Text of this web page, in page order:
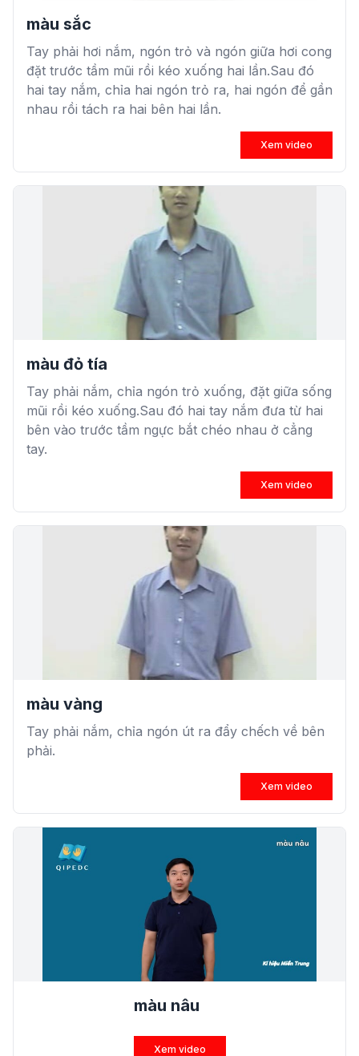
màu sắc
Tay phải hơi nắm, ngón trỏ và ngón giữa hơi cong
đặt trước tầm mũi rồi kéo xuống hai lần.Sau đó
hai tay nắm, chỉa hai ngón trỏ ra, hai ngón để gần
nhau rồi tách ra hai bên hai lần.
Xem video
màu đỏ tía
Tay phải nắm, chỉa ngón trỏ xuống, đặt giữa sống
mũi rồi kéo xuống.Sau đó hai tay nắm đưa từ hai
bên vào trước tầm ngực bắt chéo nhau ở cẳng
tay.
Xem video
màu vàng
Tay phải nắm, chỉa ngón út ra đẩy chếch về bên
phải.
Xem video
màu nâu
Xem video